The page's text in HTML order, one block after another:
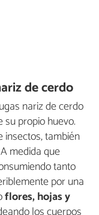
de cerdo
nariz de cerdo
propio huevo.
insectos, también
medida que
tanto
por una
flores, hojas y